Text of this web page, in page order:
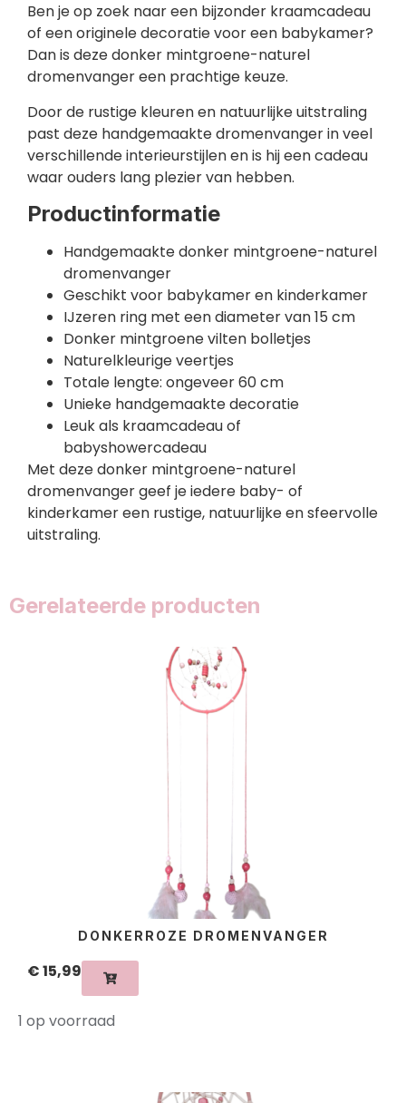
Ben je op zoek naar een bijzonder kraamcadeau
of een originele decoratie voor een babykamer?
Dan is deze donker mintgroene-naturel
dromenvanger een prachtige keuze.
Door de rustige kleuren en natuurlijke uitstraling
past deze handgemaakte dromenvanger in veel
verschillende interieurstijlen en is hij een cadeau
waar ouders lang plezier van hebben.
Productinformatie
Handgemaakte donker mintgroene-naturel
dromenvanger
Geschikt voor babykamer en kinderkamer
IJzeren ring met een diameter van 15 cm
Donker mintgroene vilten bolletjes
Naturelkleurige veertjes
Totale lengte: ongeveer 60 cm
Unieke handgemaakte decoratie
Leuk als kraamcadeau of
babyshowercadeau
Met deze donker mintgroene-naturel
dromenvanger geef je iedere baby- of
kinderkamer een rustige, natuurlijke en sfeervolle
uitstraling.
Gerelateerde producten
DONKERROZE DROMENVANGER
€15,99
1 op voorraad